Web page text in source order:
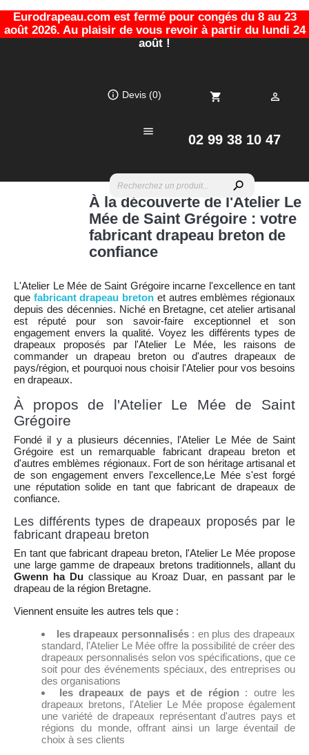
Eurodrapeau.com est fermé pour congés du 8 au 23
août 2026. Au plaisir de vous revoir à partir du lundi 24
août !
02 99 38 10 47
info_outline Devis (0)
search

shopping_cart 
À la découverte de l'Atelier Le
Mée de Saint Grégoire : votre
fabricant drapeau breton de
confiance
L'Atelier Le Mée de Saint Grégoire incarne l'excellence en tant
que fabricant drapeau breton et autres emblèmes régionaux
depuis des décennies. Niché en Bretagne, cet atelier artisanal
est réputé pour son savoir-faire exceptionnel et son
engagement envers la qualité. Voyez les différents types de
drapeaux proposés par l'Atelier Le Mée, les raisons de
commander un drapeau breton ou d'autres drapeaux de
pays/région, et pourquoi nous choisir l'Atelier pour vos besoins
en drapeaux.
À propos de l'Atelier Le Mée de Saint
Grégoire
Fondé il y a plusieurs décennies, l'Atelier Le Mée de Saint
Grégoire est un remarquable fabricant drapeau breton et
d'autres emblèmes régionaux. Fort de son héritage artisanal et
de son engagement envers l'excellence,Le Mée s'est forgé
une réputation solide en tant que fabricant de drapeaux de
confiance.
Les différents types de drapeaux proposés par le
fabricant drapeau breton
En tant que fabricant drapeau breton, l'Atelier Le Mée propose
une large gamme de drapeaux bretons traditionnels, allant du
Gwenn ha Duclassique au Kroaz Duar, en passant par le
drapeau de la région Bretagne.
Viennent ensuite les autres tels que :
les drapeaux personnalisés: en plus des drapeaux
standard, l'Atelier Le Mée offre la possibilité de créer des
drapeaux personnalisés selon vos spécifications, que ce
soit pour des événements spéciaux, des entreprises ou
des organisations
les drapeaux de pays et de région: outre les
drapeaux bretons, l'Atelier Le Mée propose également
une variété de drapeaux représentant d'autres pays et
régions du monde, offrant ainsi un large éventail de
choix à ses clients